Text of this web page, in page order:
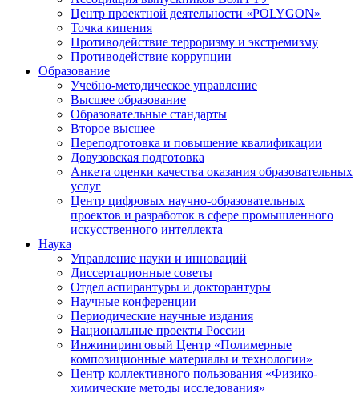
Центр проектной деятельности «POLYGON»
Точка кипения
Противодействие терроризму и экстремизму
Противодействие коррупции
Образование
Учебно-методическое управление
Высшее образование
Образовательные стандарты
Второе высшее
Переподготовка и повышение квалификации
Довузовская подготовка
Анкета оценки качества оказания образовательных
услуг
Центр цифровых научно-образовательных
проектов и разработок в сфере промышленного
искусственного интеллекта
Наука
Управление науки и инноваций
Диссертационные советы
Отдел аспирантуры и докторантуры
Научные конференции
Периодические научные издания
Национальные проекты России
Инжиниринговый Центр «Полимерные
композиционные материалы и технологии»
Центр коллективного пользования «Физико-
химические методы исследования»